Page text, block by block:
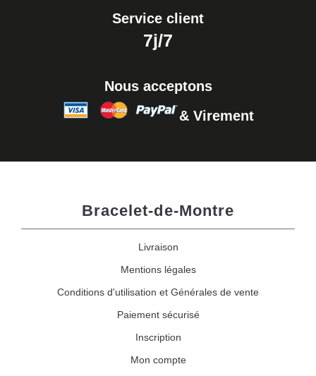
Service client
7j/7
Nous acceptons
& Virement
Bracelet-de-Montre
Livraison
Mentions légales
Conditions d'utilisation et Générales de vente
Paiement sécurisé
Inscription
Mon compte